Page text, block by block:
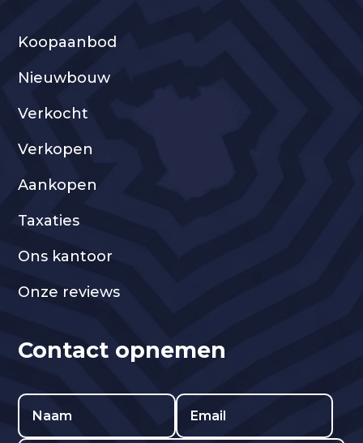
Koopaanbod
Nieuwbouw
Verkocht
Verkopen
Aankopen
Taxaties
Ons kantoor
Onze reviews
Contact opnemen